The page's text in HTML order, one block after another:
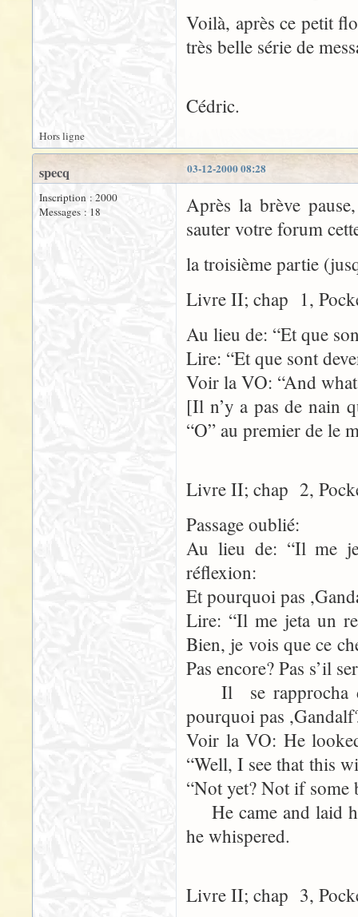
Voilà, après ce petit
très belle série de
Cédric.
Hors ligne
03-12-2000 08:28
specq
Inscription : 2000
Messages : 18
Après la brève
sauter votre forum
la troisième partie
Livre II; chap 1,
Au lieu de: “Et que
Lire: “Et que sont
Voir la VO: “And
[Il n’y a pas de nain
“O” au premier de le
Livre II; chap 2,
Passage oublié:
Au lieu de: “Il me
réflexion:
Et pourquoi pas
Lire: “Il me jeta un
Bien, je vois que ce
Pas encore? Pas s’il
Il se rapprocha
pourquoi pas
Voir la VO: He
“Well, I see that this
“Not yet? Not if some
He came and laid
he whispered.
Livre II; chap 3,